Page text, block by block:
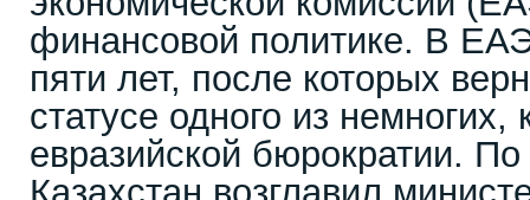
финансовой политике. В
пяти лет, после которых
статусе одного из немногих,
евразийской бюрократии.